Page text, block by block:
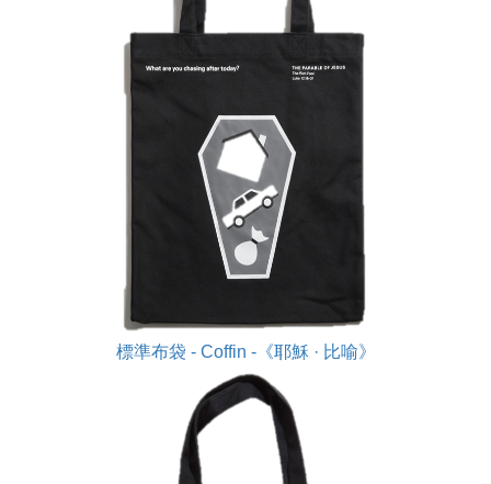
標準布袋 - Coffin -《耶穌 · 比喻》